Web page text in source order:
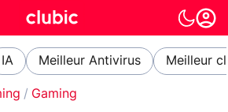
IA Meilleur Antivirus Meilleur
Gaming